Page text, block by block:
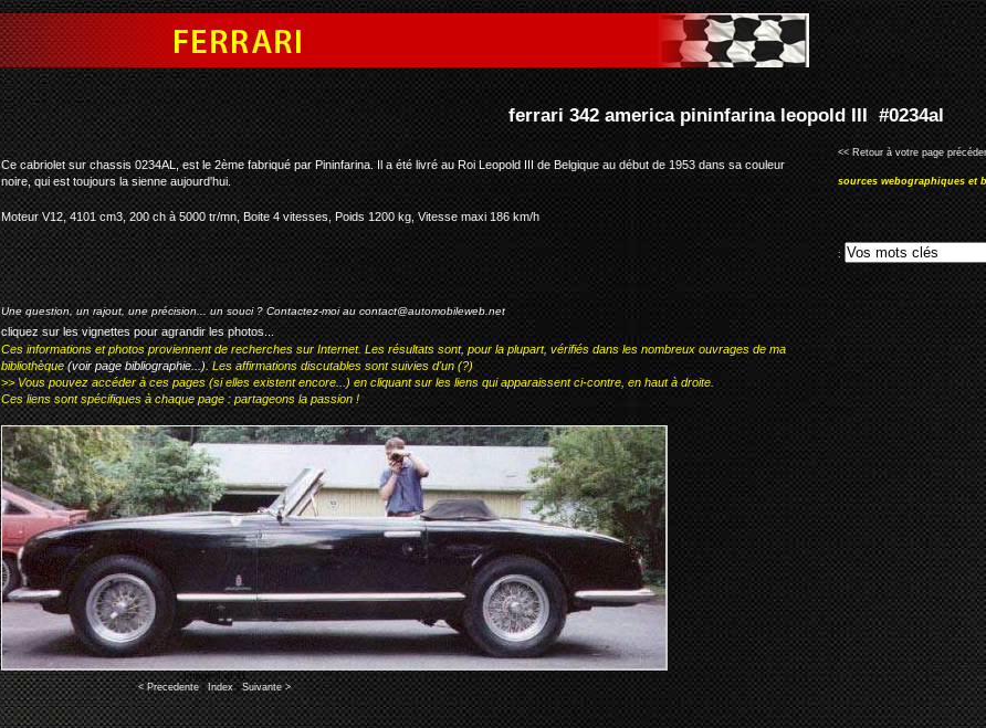
ferrari 342 america pininfarina leopold III #0234al
Ce cabriolet sur chassis 0234AL, est le 2ème fabriqué par Pininfarina. Il a été livré au Roi Leopold III de Belgique au début de 1953 dans sa couleur
noire, qui est toujours la sienne aujourd'hui.
Moteur V12, 4101 cm3, 200 ch à 5000 tr/mn, Boite 4 vitesses, Poids 1200 kg, Vitesse maxi 186 km/h
Une question, un rajout, une précision... un souci ? Contactez-moi aucontact@automobileweb.net
cliquez sur les vignettes pour agrandir les photos...
Ces informations et photos proviennent de recherches sur Internet. Les résultats sont, pour la plupart, vérifiés dans les nombreux ouvrages de ma
bibliothèque(voir page bibliographie...). Les affirmations discutables sont suivies d'un (?)
>> Vous pouvez accéder à ces pages (si elles existent encore...) en cliquant sur les liens qui apparaissent ci-contre, en haut à droite.
Ces liens sont spécifiques à chaque page : partageons la passion !
Image 4 of 11
< Precedente|Index|Suivante >
<< Retour à votre page
sources webographiques et
: